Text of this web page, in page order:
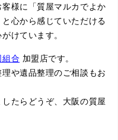
様に「質屋マルカでよか
心から感じていただける
けています。
組合 加盟店です。
や遺品整理のご相談もお
たらどうぞ、大阪の質屋